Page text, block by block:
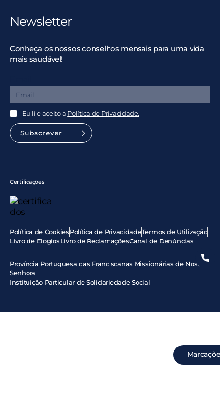
Newsletter
Conheça os nossos conselhos mensais para uma vida
mais saudável!
Eu li e aceito a Política de Privacidade.
Subscrever
Certificações
Política de CookiesPolítica de PrivacidadeTermos de Utilização
Livro de ElogiosLivro de ReclamaçõesCanal de Denúncias
Província Portuguesa das Franciscanas Missionárias de Nossa
Senhora
Instituição Particular de Solidariedade Social